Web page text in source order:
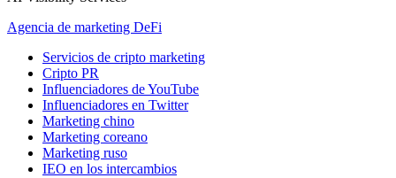
Agencia de marketing DeFi
Servicios de cripto marketing
Cripto PR
Influenciadores de YouTube
Influenciadores en Twitter
Marketing chino
Marketing coreano
Marketing ruso
IEO en los intercambios